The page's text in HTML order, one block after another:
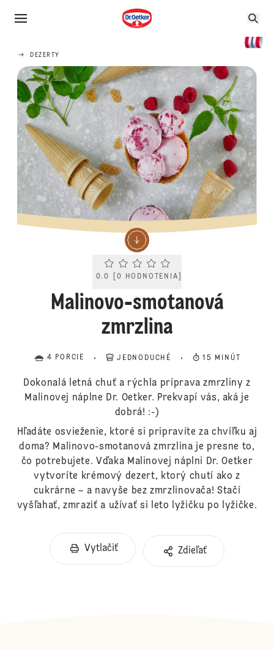
DEZERTY
Current rating 0.0. Click to rate.
0.0 0 HODNOTENIA
Malinovo-smotanová
zmrzlina
4 PORCIE JEDNODUCHÉ 15 MINÚT
Dokonalá letná chuť a rýchla príprava zmrzliny z
Malinovej náplne Dr. Oetker. Prekvapí vás, aká je
dobrá! :-)
Hľadáte osvieženie, ktoré si pripravíte za chvíľku aj
doma? Malinovo-smotanová zmrzlina je presne to,
čo potrebujete. Vďaka Malinovej náplni Dr. Oetker
vytvoríte krémový dezert, ktorý chutí ako z
cukrárne – a navyše bez zmrzlinovača! Stačí
vyšľahať, zmraziť a užívať si leto lyžičku po lyžičke.
Vytlačiť Zdieľať